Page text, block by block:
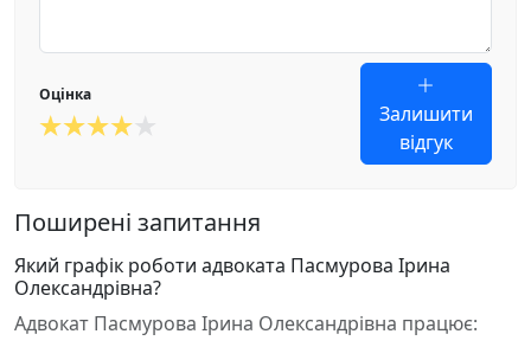
Оцінка
Залишити
відгук
Поширені запитання
Який графік роботи адвоката Пасмурова Ірина
Олександрівна?
Адвокат Пасмурова Ірина Олександрівна працює: